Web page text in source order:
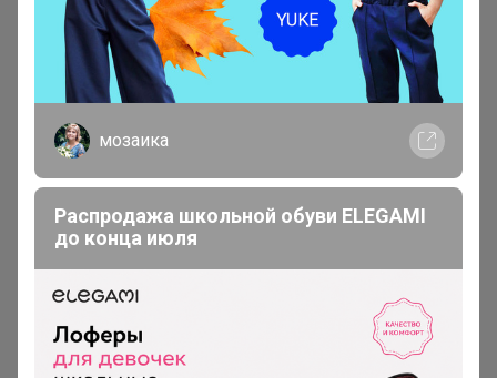
1 806р
Женский бра- топ
Хит
Бра-топ из смесового
хлопка AIRism в рубчик
мозаика
Распродажа школьной обуви ELEGAMI
до конца июля